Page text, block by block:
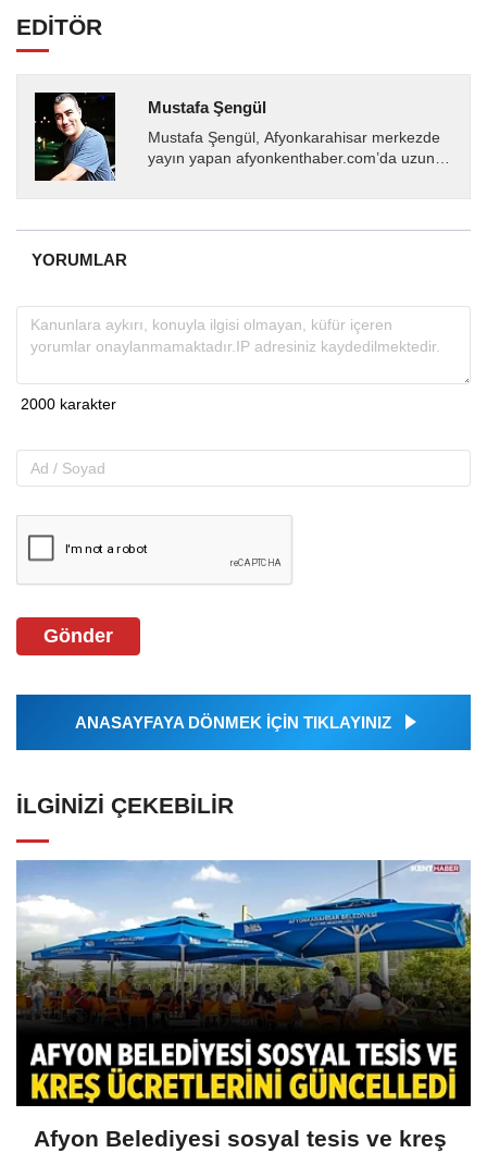
EDİTÖR
Mustafa Şengül
Mustafa Şengül, Afyonkarahisar merkezde
yayın yapan afyonkenthaber.com’da uzun
almakta, haber akışı...
YORUMLAR
Gönder
ANASAYFAYA DÖNMEK İÇİN TIKLAYINIZ
İLGINIZI ÇEKEBILIR
Afyon Belediyesi sosyal tesis ve kreş